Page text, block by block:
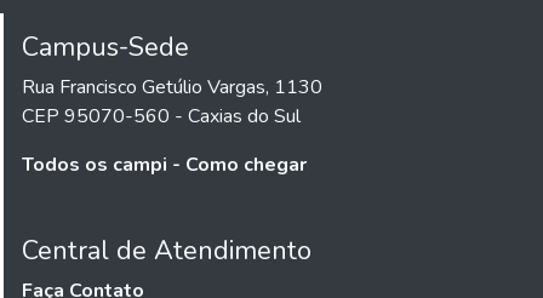
Campus-Sede
Rua Francisco Getúlio Vargas, 1130
CEP 95070-560 - Caxias do Sul
Todos os campi - Como chegar
Central de Atendimento
Faça Contato